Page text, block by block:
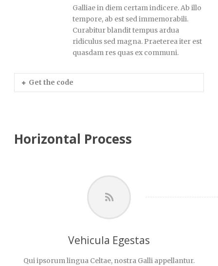
Galliae in diem certam indicere. Ab illo
tempore, ab est sed immemorabili.
Curabitur blandit tempus ardua
ridiculus sed magna. Praeterea iter est
quasdam res quas ex communi.
Get the code
Horizontal Process
Vehicula Egestas
Qui ipsorum lingua Celtae, nostra Galli appellantur.